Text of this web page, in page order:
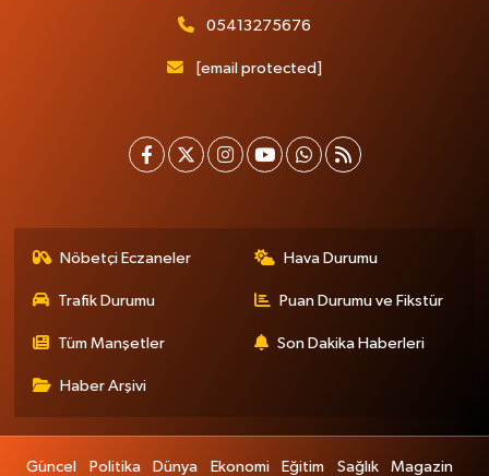
05413275676
[email protected]
Nöbetçi Eczaneler Hava Durumu
Trafik Durumu Puan Durumu ve Fikstür
Tüm Manşetler Son Dakika Haberleri
Haber Arşivi
Güncel Politika Dünya Ekonomi Eğitim Sağlık Magazin